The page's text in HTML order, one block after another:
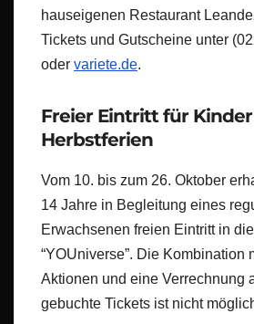
hauseigenen Restaurant
Tickets und Gutscheine unter
oder variete.de.
Freier Eintritt für
Herbstferien
Vom 10. bis zum 26. Oktober
14 Jahre in Begleitung eines
Erwachsenen freien Eintritt in
“YOUniverse”. Die Kombination
Aktionen und eine Verrechnung
gebuchte Tickets ist nicht